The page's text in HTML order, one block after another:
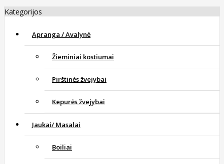
Kategorijos
Apranga / Avalynė
Žieminiai kostiumai
Pirštinės žvejybai
Kepurės žvejybai
Jaukai/ Masalai
Boiliai